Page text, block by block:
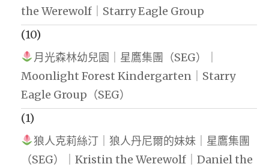
the Werewolf｜Starry Eagle Group
(10)
月光森林幼兒園｜星鷹集團（SEG）｜
Moonlight Forest Kindergarten｜Starry
Eagle Group（SEG）
(1)
狼人克莉絲汀｜狼人丹尼爾的妹妹｜星鷹集團
（SEG）｜Kristin the Werewolf｜Daniel the